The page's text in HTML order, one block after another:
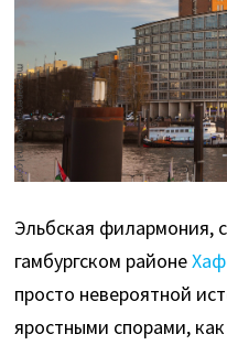
Эльбская филармония,
гамбургском районе
просто невероятной
яростными спорами,